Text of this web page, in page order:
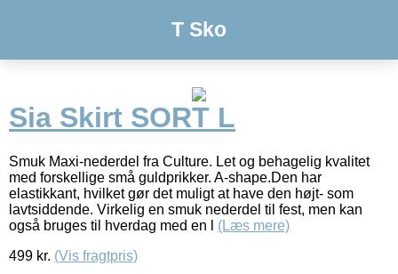
T Sko
Sia Skirt SORT L
Smuk Maxi-nederdel fra Culture. Let og behagelig kvalitet
med forskellige små guldprikker. A-shape.Den har
elastikkant, hvilket gør det muligt at have den højt- som
lavtsiddende. Virkelig en smuk nederdel til fest, men kan
også bruges til hverdag med en l (Læs mere)
499 kr. (Vis fragtpris)